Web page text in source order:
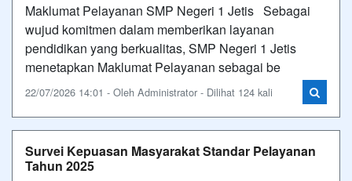
Maklumat Pelayanan SMP Negeri 1 Jetis Sebagai
wujud komitmen dalam memberikan layanan
pendidikan yang berkualitas, SMP Negeri 1 Jetis
menetapkan Maklumat Pelayanan sebagai be
22/07/2026 14:01 - Oleh Administrator - Dilihat 124 kali
Survei Kepuasan Masyarakat Standar Pelayanan
Tahun 2025